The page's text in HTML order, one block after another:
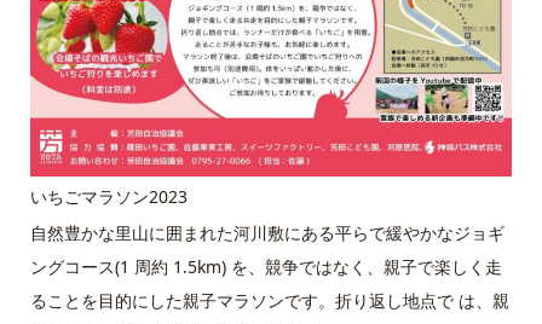
いちごマラソン2023
自然豊かな里山に囲まれた河川敷にある平らで緩やかなジョギ
ングコース(1 周約 1.5km) を、競争ではなく、親子で楽しく走
ることを目的にした親子マラソンです。折り返し地点で は、親